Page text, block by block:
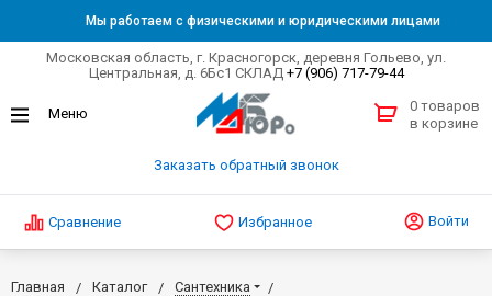
Мы работаем с физическими и юридическими лицами
Московская область, г. Красногорск, деревня Гольево, ул.
Центральная, д. 6Бс1 СКЛАД +7 (906) 717-79-44
Заказать обратный звонок
0 товаров
в корзине
Сравнение Избранное Войти
Главная Каталог
Сантехника